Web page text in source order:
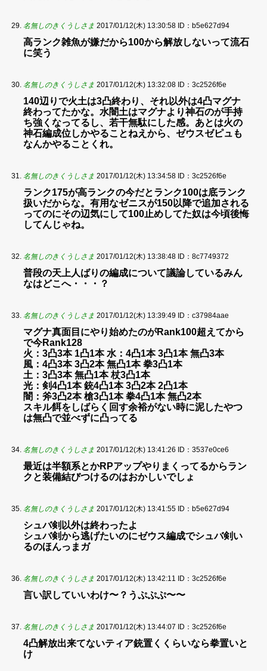
名無しのきくうしさま 2017/01/12(木) 13:30:58 ID：b5e627d94
高ランク雑魚が嫌だから100から解放しないって流石
に笑う
名無しのきくうしさま 2017/01/12(木) 13:32:08 ID：3c2526f6e
140辺りで火土は3凸終わり、それ以外は4凸マグナ
終わってたかな。水闇土はマグナより神石のが手持
ち強くなってるし、若干無駄にした感。あとは火の
神石編成位しかやることねえから、ゼウスゼピュも
なんかやることくれ。
名無しのきくうしさま 2017/01/12(木) 13:34:58 ID：3c2526f6e
ランク175が高ランクの今だとランク100は底ランク
扱いだからな。有用なゼニスが150以降で追加される
ってのにその辺気にして100止めしてた奴は今頃後悔
してんじゃね。
名無しのきくうしさま 2017/01/12(木) 13:38:48 ID：8c7749372
普段の天上人ばりの編成について議論しているみん
なはどこへ・・・？
名無しのきくうしさま 2017/01/12(木) 13:39:49 ID：c37984aae
マグナ真面目にやり始めたのがRank100超えてから
で今Rank128
火：3凸3本 1凸1本 水：4凸1本 3凸1本 無凸3本
風：4凸3本 3凸2本 無凸1本 拳3凸1本
土：3凸3本 無凸1本 杖3凸1本
光：剣4凸1本 銃4凸1本 3凸2本 2凸1本
闇：斧3凸2本 槍3凸1本 拳4凸1本 無凸2本
スキル餌をしばらく回す余裕がない時に泥したやつ
は無凸で並べずに凸ってる
名無しのきくうしさま 2017/01/12(木) 13:41:26 ID：3537e0ce6
最近は半額系とかRPアップやりまくってるからラン
クと装備結びつけるのはおかしいでしょ
名無しのきくうしさま 2017/01/12(木) 13:41:55 ID：b5e627d94
シュバ剣以外は終わったよ
シュバ剣から逃げたいのにゼウス編成でシュバ剣い
るのほんっまガ
名無しのきくうしさま 2017/01/12(木) 13:42:11 ID：3c2526f6e
言い訳していいわけ〜？うぷぷぷ〜〜
名無しのきくうしさま 2017/01/12(木) 13:44:07 ID：3c2526f6e
4凸解放出来てないティア銃置くくらいなら拳置いと
け